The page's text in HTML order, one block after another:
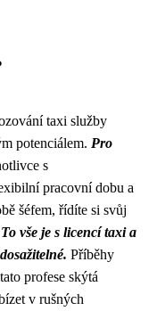
taxi služby
potenciálem. Pro
s
pracovní dobu a
šéfem, řídíte si svůj
To vše je s licencí taxi a
Příběhy
profese skýtá
v rušných